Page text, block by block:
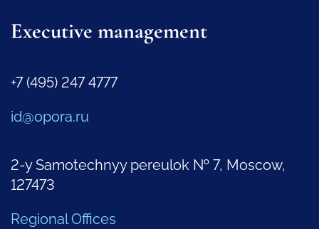
Executive management
+7 (495) 247 4777
id@opora.ru
2-y Samotechnyy pereulok № 7, Moscow,
127473
Regional Offices